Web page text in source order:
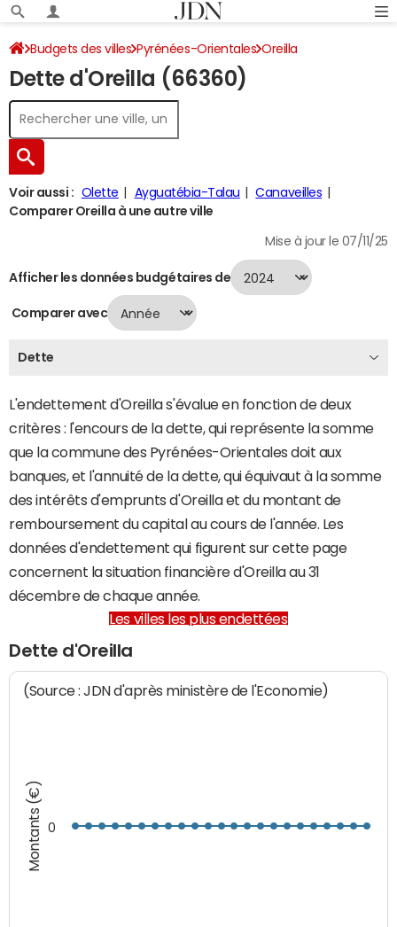
Budgets des villes Pyrénées-Orientales Oreilla
Dette au 31/12/2024
Dette d'Oreilla (66360)
Voir aussi : Olette Ayguatébia-Talau
Canaveilles
Comparer Oreilla à une autre ville
Mise à jour le 07/11/25
Afficher les données budgétaires de
Comparer avec
Dette
L'endettement d'Oreilla s'évalue en fonction de deux
critères : l'encours de la dette, qui représente la somme
que la commune des Pyrénées-Orientales doit aux
banques, et l'annuité de la dette, qui équivaut à la somme
des intérêts d'emprunts d'Oreilla et du montant de
remboursement du capital au cours de l'année. Les
données d'endettement qui figurent sur cette page
concernent la situation financière d'Oreilla au 31
décembre de chaque année.
Les villes les plus endettées
Dette d'Oreilla
Montants (€)
(Source : JDN d'après ministère de l'Economie)
0